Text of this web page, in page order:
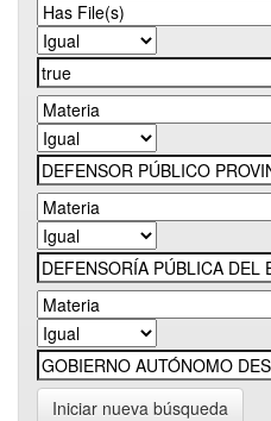
Iniciar nueva búsqueda